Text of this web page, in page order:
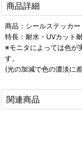
商品詳細
商品：シールステッカー
特長：耐水・UVカット
※モニタによっては色が
す。
(光の加減で色の濃淡に
関連商品